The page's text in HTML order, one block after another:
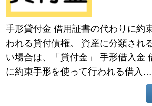
手形貸付金 借用証書の代わりに約
われる貸付債権。 資産に分類され
い場合は、「貸付金」 手形借入金
に約束手形を使って行われる借入